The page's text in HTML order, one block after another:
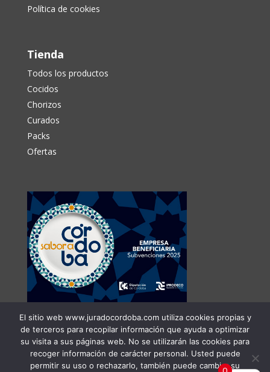
Política de cookies
Tienda
Todos los productos
Cocidos
Chorizos
Curados
Packs
Ofertas
El sitio web www.juradocordoba.com utiliza cookies propias y
de terceros para recopilar información que ayuda a optimizar
su visita a sus páginas web. No se utilizarán las cookies para
recoger información de carácter personal. Usted puede
permitir su uso o rechazarlo, también puede cambiar su